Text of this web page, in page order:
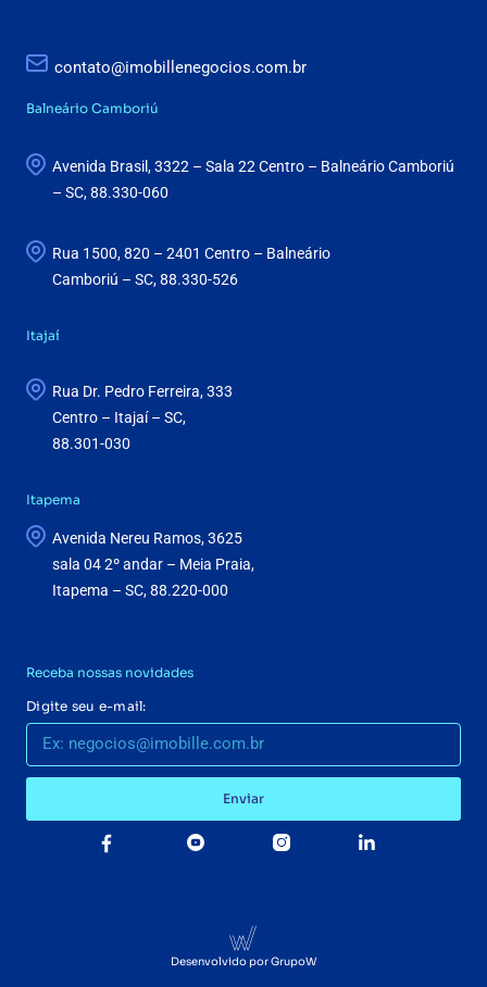
contato@imobillenegocios.com.br
Balneário Camboriú
Avenida Brasil, 3322 – Sala 22 Centro – Balneário Camboriú
– SC, 88.330-060
Rua 1500, 820 – 2401 Centro – Balneário
Camboriú – SC, 88.330-526
Itajaí
Rua Dr. Pedro Ferreira, 333
Centro – Itajaí – SC,
88.301-030
Itapema
Avenida Nereu Ramos, 3625
sala 04 2º andar – Meia Praia,
Itapema – SC, 88.220-000
Receba nossas novidades
Digite seu e-mail:
Enviar
Desenvolvido por GrupoW